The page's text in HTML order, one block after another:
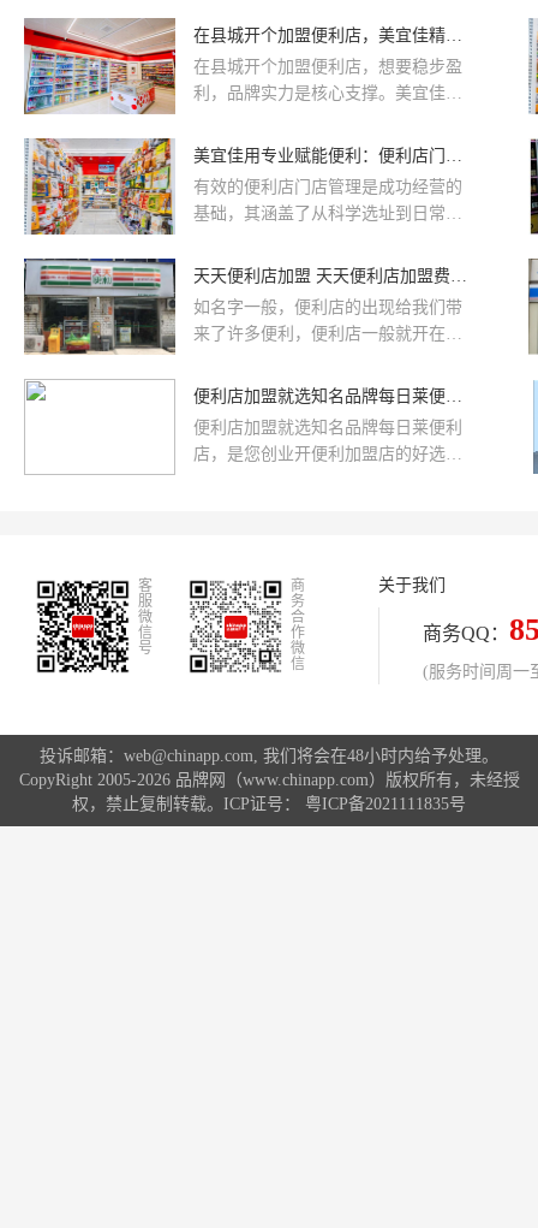
与运营能力。在众多选择中，美宜佳
营体系，提供了一个值得深入评估的
方向。
在县城开个加盟便利店，美宜佳精准选址赢在起点
在县城开个加盟便利店，想要稳步盈
利，品牌实力是核心支撑。美宜佳作
店，凭借成熟的加盟体系、高效的供
业者提供了全方位的可靠支撑，帮创
业者避开创业初期的各类难题。
美宜佳用专业赋能便利：便利店门店管理系统助力门店稳健发展
有效的便利店门店管理是成功经营的
基础，其涵盖了从科学选址到日常运
年的行业深耕与成熟的体系，为加盟
店稳健发展。
天天便利店加盟 天天便利店加盟费多少
如名字一般，便利店的出现给我们带
来了许多便利，便利店一般就开在居
家居用品而跑到超市去买，现在房地
来越图便利，也给加盟便利店提供了
条件。
便利店加盟就选知名品牌每日莱便利店
便利店加盟就选知名品牌每日莱便利
店，是您创业开便利加盟店的好选
准，由每日莱便利店运营方面，提供
针对各个门店实际情况量身定做的成
功方案。
客
服
微
信
号
商
务
合
作
微
信
关于我们
商务QQ：
(服务时间周一
投诉邮箱：web@chinapp.com, 我们将会在48小时内给予处理。
CopyRight 2005-2026 品牌网（www.chinapp.com）版权所有，未经授
权，禁止复制转载。ICP证号： 粤ICP备2021111835号